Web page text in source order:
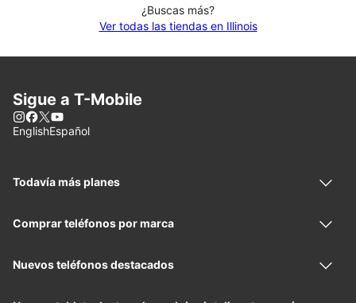
¿Buscas más?
Ver todas las tiendas en Illinois